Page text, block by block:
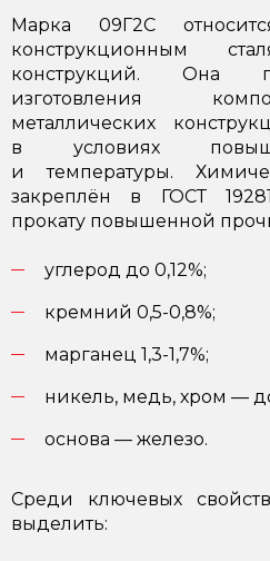
Марка 09Г2С
конструкционным
конструкций. Она
изготовления
металлических
в условиях
и температуры.
закреплён в ГОСТ
прокату повышенной
углерод до 0,12%;
кремний 0,5-0,8%;
марганец 1,3-1,7%;
никель, медь, хром —
основа — железо.
Среди ключевых
выделить: